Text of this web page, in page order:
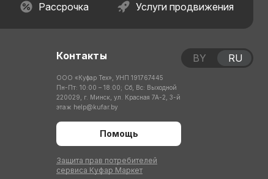
Рассрочка Услуги продвижения
Контакты
ООО «Куфар Тех», УНП 191767445
Пн-Пт: 10:00 – 18:00; Сб, Вс: Выходной
220029, г. Минск, ул. Красная 7А-2, 3-й
этаж help@kufar.by
Помощь
Защита прав потребителей
сервиса Куфар Маркет
BY RU